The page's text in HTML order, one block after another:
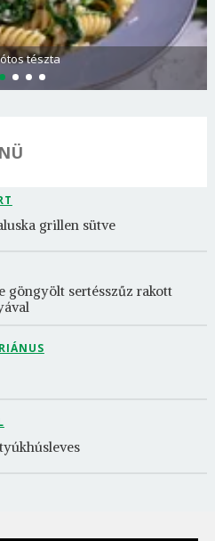
tészta
grillen sütve
göngyölt sertésszűz rakott